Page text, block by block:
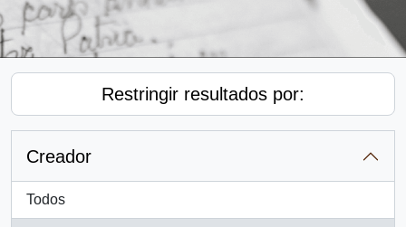
Restringir resultados por:
Creador
Todos